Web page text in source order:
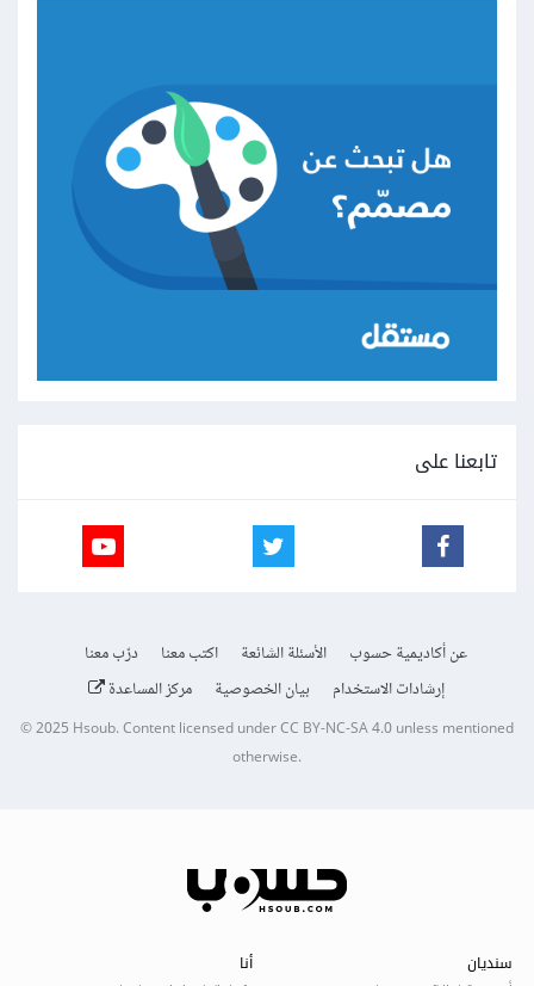
تابعنا على
عن أكاديمية حسوب الأسئلة الشائعة اكتب معنا
درّب معنا
إرشادات الاستخدام
بيان الخصوصية مركز المساعدة
© 2025Hsoub.Content licensed underCC BY-NC-SA 4.0unless mentioned
otherwise.